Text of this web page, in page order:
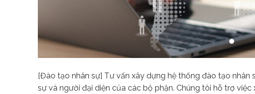
[Đào tạo nhân sự] Tư vấn xây dựng hệ thống đào tạo
sự và người đại diện của các bộ phận. Chúng tôi hỗ trợ